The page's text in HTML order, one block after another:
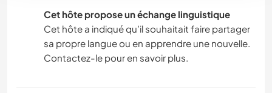
Cet hôte propose un échange linguistique
Cet hôte a indiqué qu’il souhaitait faire partager
sa propre langue ou en apprendre une nouvelle.
Contactez-le pour en savoir plus.